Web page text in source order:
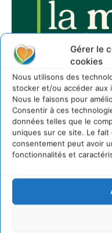
Gérer le
cookies
Nous utilisons des
stocker et/ou accéder aux
Nous le faisons pour
Consentir à ces
données telles que le
uniques sur ce site. Le
consentement peut avoir
fonctionnalités et
Sur